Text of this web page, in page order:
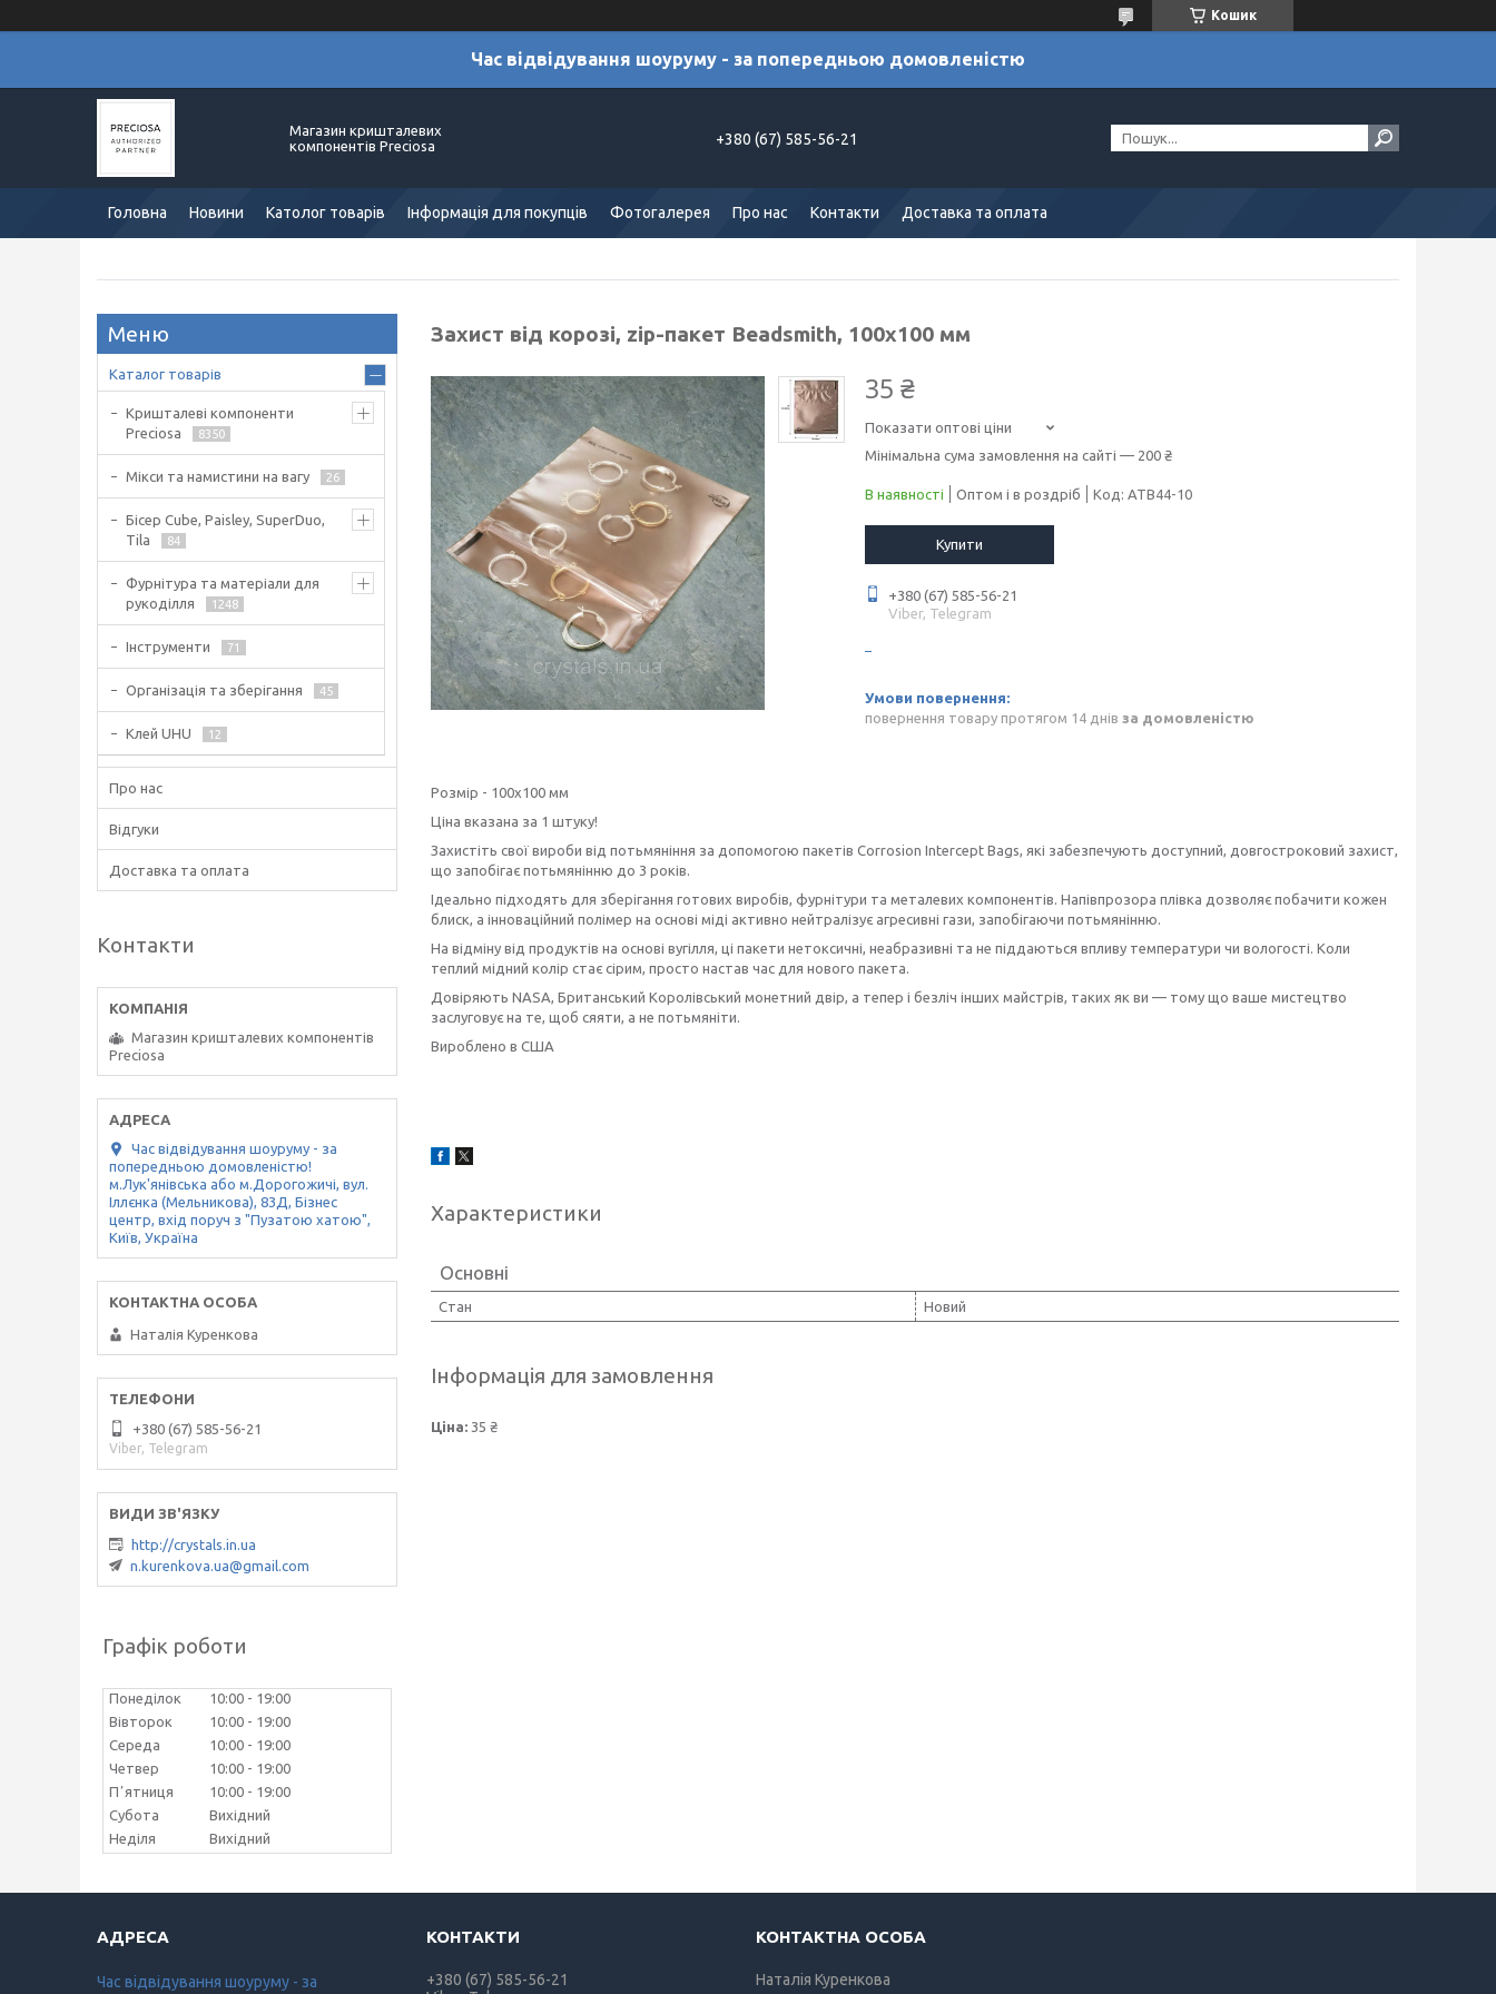
Кошик
Час відвідування шоуруму - за попередньою домовленістю
Магазин кришталевих
компонентів Preciosa
+380 (67) 585-56-21
Головна Новини Католог товарів Інформація для покупців Фотогалерея Про нас Контакти Доставка та оплата
Захист від корозі, zip-пакет Beadsmith, 100х100 мм
35 ₴
Показати оптові ціни
Мінімальна сума замовлення на сайті — 200 ₴
В наявності Оптом і в роздріб Код: ATB44-10
Купити
+380 (67) 585-56-21
Viber, Telegram
повернення товару протягом 14 днів за домовленістю
Розмір - 100х100 мм
Ціна вказана за 1 штуку!
Захистіть свої вироби від потьмяніння за допомогою пакетів Corrosion Intercept Bags, які забезпечують доступний, довгостроковий захист,
що запобігає потьмянінню до 3 років.
Ідеально підходять для зберігання готових виробів, фурнітури та металевих компонентів. Напівпрозора плівка дозволяє побачити кожен
блиск, а інноваційний полімер на основі міді активно нейтралізує агресивні гази, запобігаючи потьмянінню.
На відміну від продуктів на основі вугілля, ці пакети нетоксичні, неабразивні та не піддаються впливу температури чи вологості. Коли
теплий мідний колір стає сірим, просто настав час для нового пакета.
Довіряють NASA, Британський Королівський монетний двір, а тепер і безліч інших майстрів, таких як ви — тому що ваше мистецтво
заслуговує на те, щоб сяяти, а не потьмяніти.
Вироблено в США
Характеристики
Основні
Стан Новий
Інформація для замовлення
Ціна: 35 ₴
Каталог товарів
Кришталеві компоненти
Preciosa
8350
Мікси та намистини на вагу 26
Бісер Cube, Paisley, SuperDuo,
Tila
84
Фурнітура та матеріали для
рукоділля
1248
Інструменти 71
Організація та зберігання 45
Клей UHU 12
Про нас
Відгуки
Доставка та оплата
Контакти
Магазин кришталевих компонентів
Preciosa
Час відвідування шоуруму - за
попередньою домовленістю!
м.Лук'янівська або м.Дорогожичі, вул.
Іллєнка (Мельникова), 83Д, Бізнес
центр, вхід поруч з "Пузатою хатою",
Київ, Україна
Наталія Куренкова
+380 (67) 585-56-21
Viber, Telegram
http://crystals.in.ua
n.kurenkova.ua@gmail.com
Графік роботи
Понеділок 10:00
19:00
Вівторок
10:00
19:00
Середа
10:00
19:00
Четвер
10:00
19:00
Пʼятниця
10:00
19:00
Субота
Вихідний
Неділя
Вихідний
Час відвідування шоуруму - за
+380 (67) 585-56-21
Наталія Куренкова